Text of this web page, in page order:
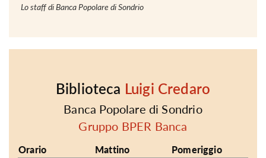
Lo staff di Banca Popolare di Sondrio
Biblioteca Luigi Credaro
Banca Popolare di Sondrio
Gruppo BPER Banca
Orario Mattino Pomeriggio